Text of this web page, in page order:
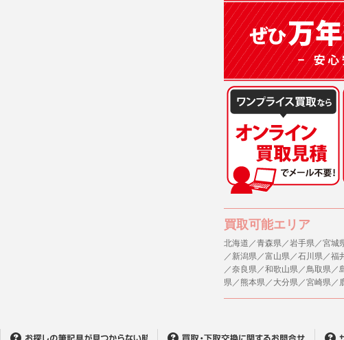
(1)ご本人の同意があ
止することを契約の
(2)法令等により開示
(3)ご本人または公衆
(4)国の機関若しくは
本人の同意を得るこ
(5)業務を円滑に進め
の安全管理が図られ
４．ご提供の任意性
当社への個人情報の
ますのでご了承下さい
当社ホームページで
キーを使用する場合
また利用者の統計的
するご質問、ご相談
に届け出るものとしま
3) 弊社は一年以上に
4) ユーザーID、パス
は、ユーザーが負う
5. 登録事項
1) ユーザーは、メー
2) 弊社はユーザーの
報に関し、以下の項
(1) 統計した情報のみ
(2) ユーザーから寄せ
(3) ユーザーが個人情
(4) 法令により開示が
(5) 弊社で取り扱う商
(6) 弊社が利用目的を
6. 情報の提供
1)弊社は、各ユーザー
ユーザーは、本サイ
買取可能エリア
北海道／青森県／岩手県／宮城
／新潟県／富山県／石川県／
／奈良県／和歌山県／鳥取県
県／熊本県／大分県／宮崎県／